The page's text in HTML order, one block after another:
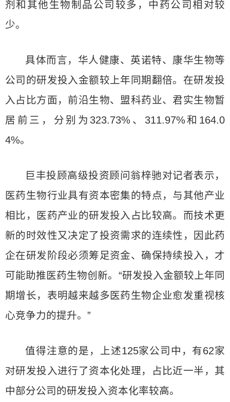
剂和其他生物制品公司较多，中药公司相对较
少。
具体而言，华人健康、英诺特、康华生物等
公司的研发投入金额较上年同期翻倍。在研发投
入占比方面，前沿生物、盟科药业、君实生物暂
居前三，分别为323.73%、311.97%和164.0
4%。
巨丰投顾高级投资顾问翁梓驰对记者表示，
医药生物行业具有资本密集的特点，与其他产业
相比，医药产业的研发投入占比较高。而技术更
新的时效性又决定了投资需求的连续性，因此药
企在研发阶段必须筹足资金、确保持续投入，才
可能助推医药生物创新。“研发投入金额较上年同
期增长，表明越来越多医药生物企业愈发重视核
心竞争力的提升。”
值得注意的是，上述125家公司中，有62家
对研发投入进行了资本化处理，占比近一半，其
中部分公司的研发投入资本化率较高。